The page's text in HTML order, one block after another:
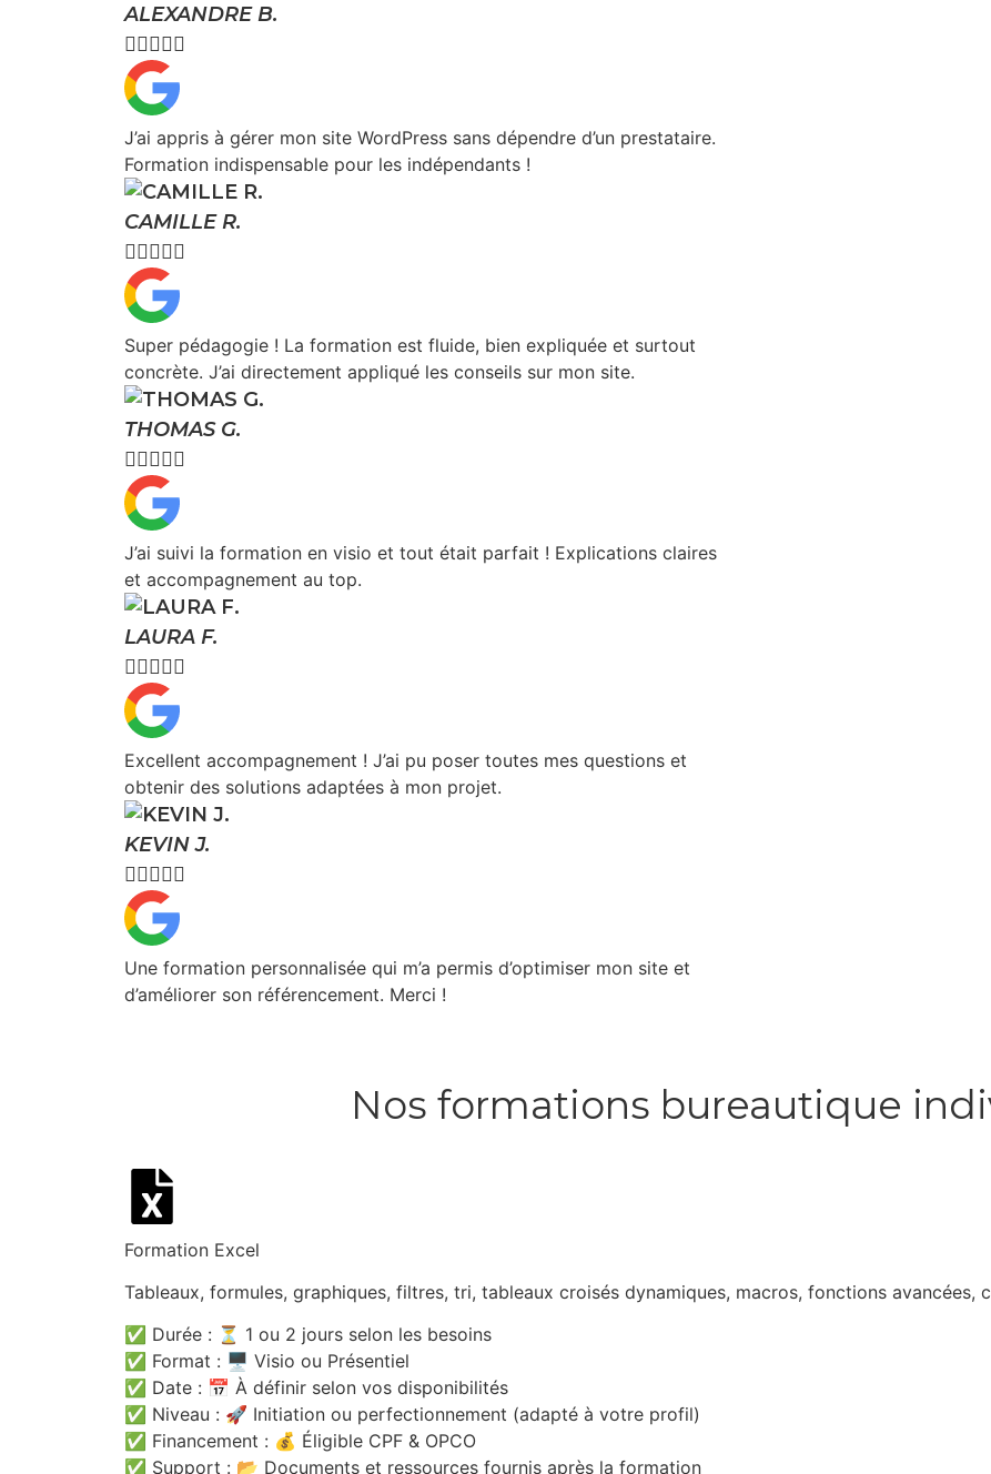
ALEXANDRE B.

J’ai appris à gérer mon site WordPress sans dépendre d’un prestataire.
Formation indispensable pour les indépendants !
CAMILLE R.

Super pédagogie ! La formation est fluide, bien expliquée et surtout
concrète. J’ai directement appliqué les conseils sur mon site.
THOMAS G.

J’ai suivi la formation en visio et tout était parfait ! Explications claires
et accompagnement au top.
LAURA F.

Excellent accompagnement ! J’ai pu poser toutes mes questions et
obtenir des solutions adaptées à mon projet.
KEVIN J.

Une formation personnalisée qui m’a permis d’optimiser mon site et
d’améliorer son référencement. Merci !
Nos formations bureautique
Formation Excel
Tableaux, formules, graphiques, filtres, tri, tableaux croisés dynamiques, macros, fonctions avancées,
✅ Durée : ⏳ 1 ou 2 jours selon les besoins
✅ Format : 🖥️ Visio ou Présentiel
✅ Date : 📅 À définir selon vos disponibilités
✅ Niveau : 🚀 Initiation ou perfectionnement (adapté à votre profil)
✅ Financement : 💰 Éligible CPF & OPCO
✅ Support : 📂 Documents et ressources fournis après la formation